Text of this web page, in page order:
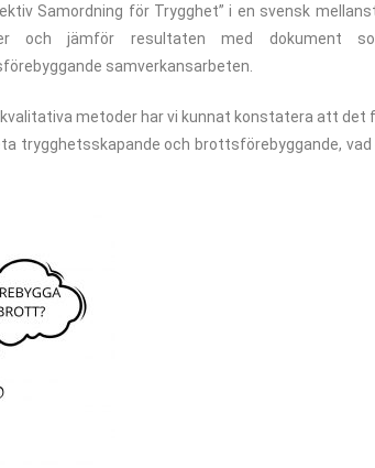
Samordning för Trygghet” i en svensk
och jämför resultaten med dokument
samverkansarbeten.
metoder har vi kunnat konstatera att det
trygghetsskapande och brottsförebyggande, vad